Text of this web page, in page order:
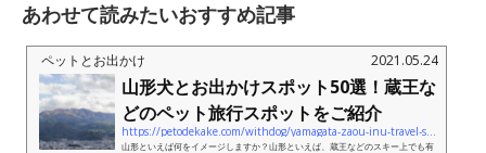
あわせて読みたいおすすめ記事
ペットとお出かけ 2021.05.24
山形犬とお出かけスポット50選！蔵王な
どのペット旅行スポットをご紹介
https://petodekake.com/withdog/yamagata-zaou-inu-travel-spots2/
山形といえば何をイメージしますか？山形といえば、蔵王などのスキー上でも有